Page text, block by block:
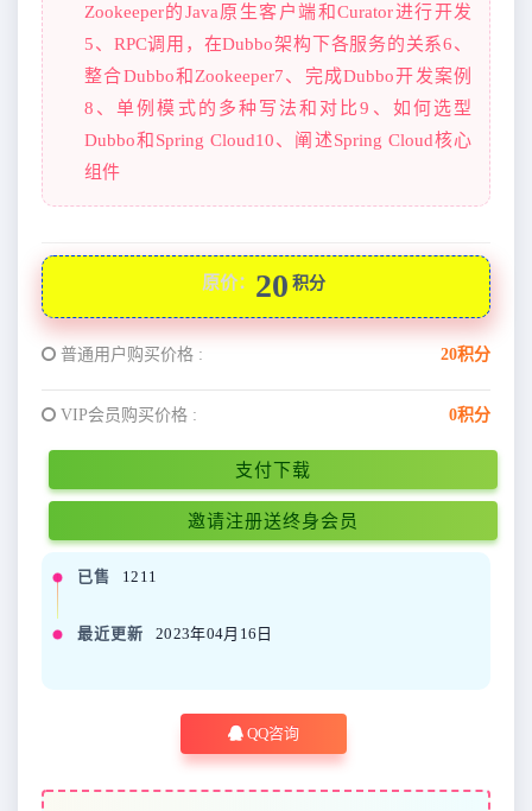
Zookeeper的Java原生客户端和Curator进行开发
5、RPC调用，在Dubbo架构下各服务的关系6、
整合Dubbo和Zookeeper7、完成Dubbo开发案例
8、单例模式的多种写法和对比9、如何选型
Dubbo和Spring Cloud10、阐述Spring Cloud核心
组件
原价： 20 积分
普通用户购买价格 : 20积分
VIP会员购买价格 : 0积分
支付下载
邀请注册送终身会员
已售 1211
最近更新 2023年04月16日
QQ咨询